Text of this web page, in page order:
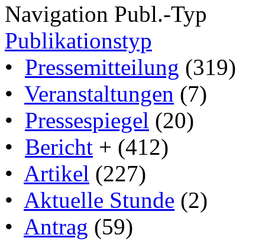
Navigation Publ.-Typ
Publikationstyp
• Pressemitteilung (319)
• Veranstaltungen (7)
• Pressespiegel (20)
• Bericht + (412)
• Artikel (227)
• Aktuelle Stunde (2)
• Antrag (59)